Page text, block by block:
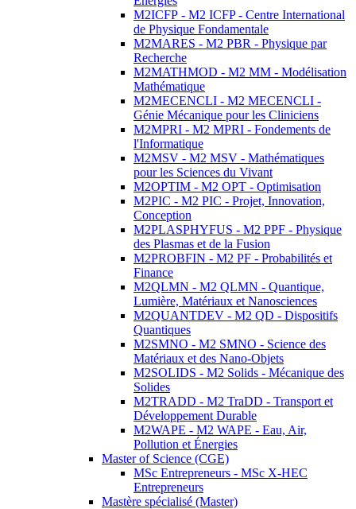
M2ICFP - M2 ICFP - Centre International
de Physique Fondamentale
M2MARES - M2 PBR - Physique par
Recherche
M2MATHMOD - M2 MM - Modélisation
Mathématique
M2MECENCLI - M2 MECENCLI -
Génie Mécanique pour les Cliniciens
M2MPRI - M2 MPRI - Fondements de
l'Informatique
M2MSV - M2 MSV - Mathématiques
pour les Sciences du Vivant
M2OPTIM - M2 OPT - Optimisation
M2PIC - M2 PIC - Projet, Innovation,
Conception
M2PLASPHYFUS - M2 PPF - Physique
des Plasmas et de la Fusion
M2PROBFIN - M2 PF - Probabilités et
Finance
M2QLMN - M2 QLMN - Quantique,
Lumière, Matériaux et Nanosciences
M2QUANTDEV - M2 QD - Dispositifs
Quantiques
M2SMNO - M2 SMNO - Science des
Matériaux et des Nano-Objets
M2SOLIDS - M2 Solids - Mécanique des
Solides
M2TRADD - M2 TraDD - Transport et
Développement Durable
M2WAPE - M2 WAPE - Eau, Air,
Pollution et Énergies
Master of Science (CGE)
MSc Entrepreneurs - MSc X-HEC
Entrepreneurs
Mastère spécialisé (Master)